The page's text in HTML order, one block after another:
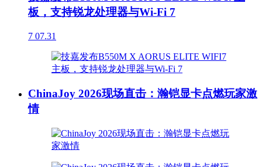
板，支持锐龙处理器与Wi-Fi 7
7 07.31
ChinaJoy 2026现场直击：瀚铠显卡点燃玩家激
情